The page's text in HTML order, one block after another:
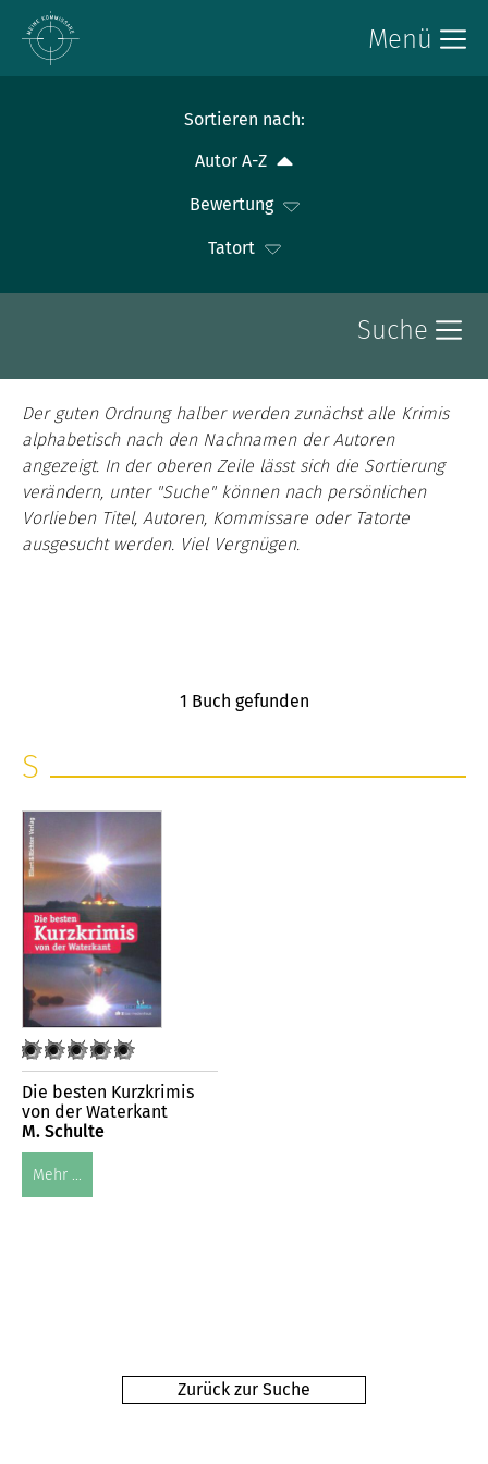
Menü
Sortieren nach:
Autor A-Z
Bewertung
Tatort
Suche
Der guten Ordnung halber werden zunächst alle Krimis
alphabetisch nach den Nachnamen der Autoren
angezeigt. In der oberen Zeile lässt sich die Sortierung
verändern, unter "Suche" können nach persönlichen
Vorlieben Titel, Autoren, Kommissare oder Tatorte
ausgesucht werden. Viel Vergnügen.
1 Buch gefunden
S
Die besten Kurzkrimis
von der Waterkant
M. Schulte
Mehr ...
Zurück zur Suche